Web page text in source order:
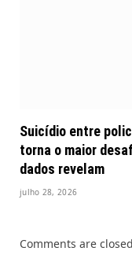
Suicídio entre
torna o maior
dados revelam
julho 28, 2026
Comments are